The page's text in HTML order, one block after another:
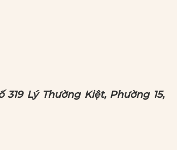
Lý Thường Kiệt, Phường 15,